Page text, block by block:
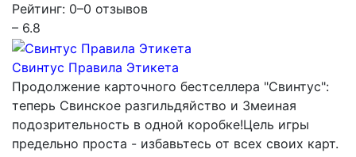
Рейтинг: 0–0 отзывов
– 6.8
Свинтус Правила Этикета
Продолжение карточного бестселлера "Свинтус":
теперь Свинское разгильдяйство и Змеиная
подозрительность в одной коробке!Цель игры
предельно проста - избавьтесь от всех своих карт.